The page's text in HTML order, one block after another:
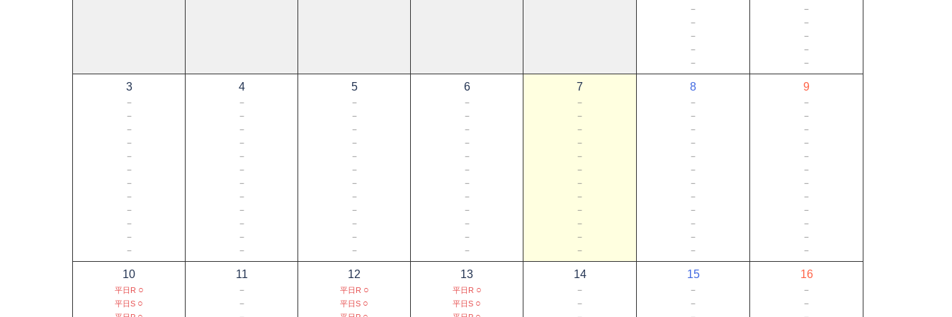
－
－
－
－
－
－
－
－
－
－
3
－
－
－
－
－
－
－
－
－
－
－
－
4
－
－
－
－
－
－
－
－
－
－
－
－
5
－
－
－
－
－
－
－
－
－
－
－
－
6
－
－
－
－
－
－
－
－
－
－
－
－
7
－
－
－
－
－
－
－
－
－
－
－
－
8
－
－
－
－
－
－
－
－
－
－
－
－
9
－
－
－
－
－
－
－
－
－
－
－
－
10
平日R ○
平日S ○
11
－
－
12
平日R ○
平日S ○
13
平日R ○
平日S ○
14
－
－
15
－
－
16
－
－